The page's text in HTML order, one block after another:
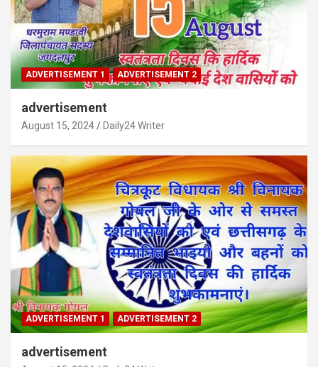
ADVERTISEMENT 1 ADVERTISEMENT 2
advertisement
August 15, 2024 Daily24 Writer
ADVERTISEMENT 1 ADVERTISEMENT 2
advertisement